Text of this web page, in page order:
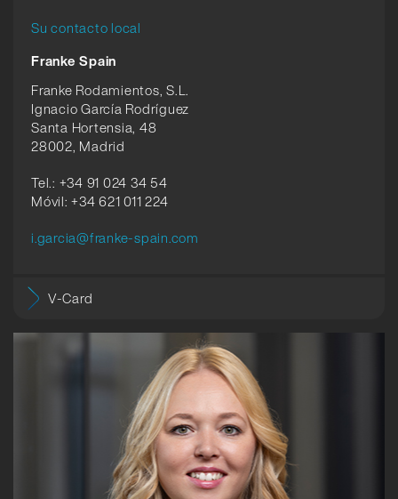
Su contacto local
Franke Spain
Franke Rodamientos, S.L.
Ignacio García Rodríguez
Santa Hortensia, 48
28002, Madrid
Tel.: +34 91 024 34 54
Móvil: +34 621 011 224
i.garcia@franke-spain.com
V-Card